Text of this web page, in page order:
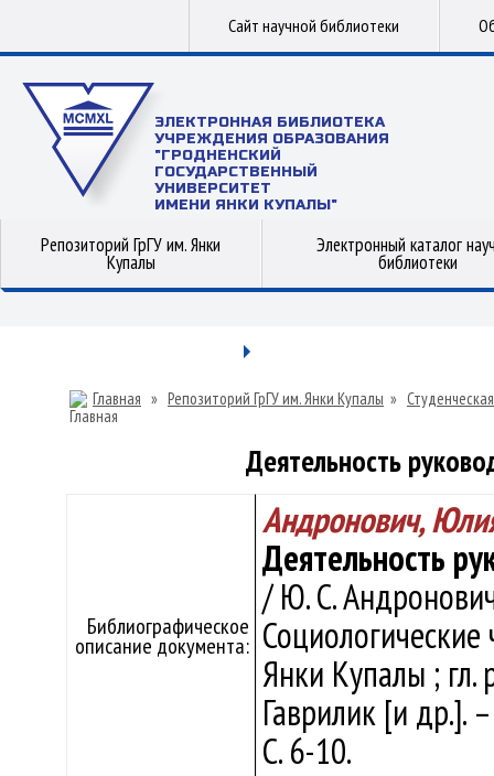
Сайт научной библиотеки
ЭЛЕКТРОННАЯ БИБЛИОТЕКА
УЧРЕЖДЕНИЯ ОБРАЗОВАНИЯ
"ГРОДНЕНСКИЙ
ГОСУДАРСТВЕННЫЙ
УНИВЕРСИТЕТ
ИМЕНИ ЯНКИ КУПАЛЫ"
Репозиторий ГрГУ им. Янки
Купалы
Электронный каталог
библиотеки
Главная » Репозиторий ГрГУ им. Янки Купалы »
Деятельность
Библиографическое
описание документа:
Андронович,
Деятельность
/ Ю. С.
Социологические
Янки Купалы ; гл.
Гаврилик [и др.].
С. 6-10.